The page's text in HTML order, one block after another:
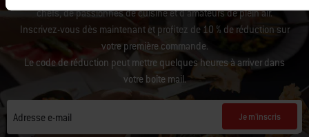
chefs, de passionnés de cuisine et d’amateurs de plein air.
Inscrivez-vous dès maintenant et profitez de 10 % de réduction sur
votre première commande.
Le code de réduction peut mettre quelques heures à arriver dans
votre boîte mail.
Adresse e-mail Je m'inscris